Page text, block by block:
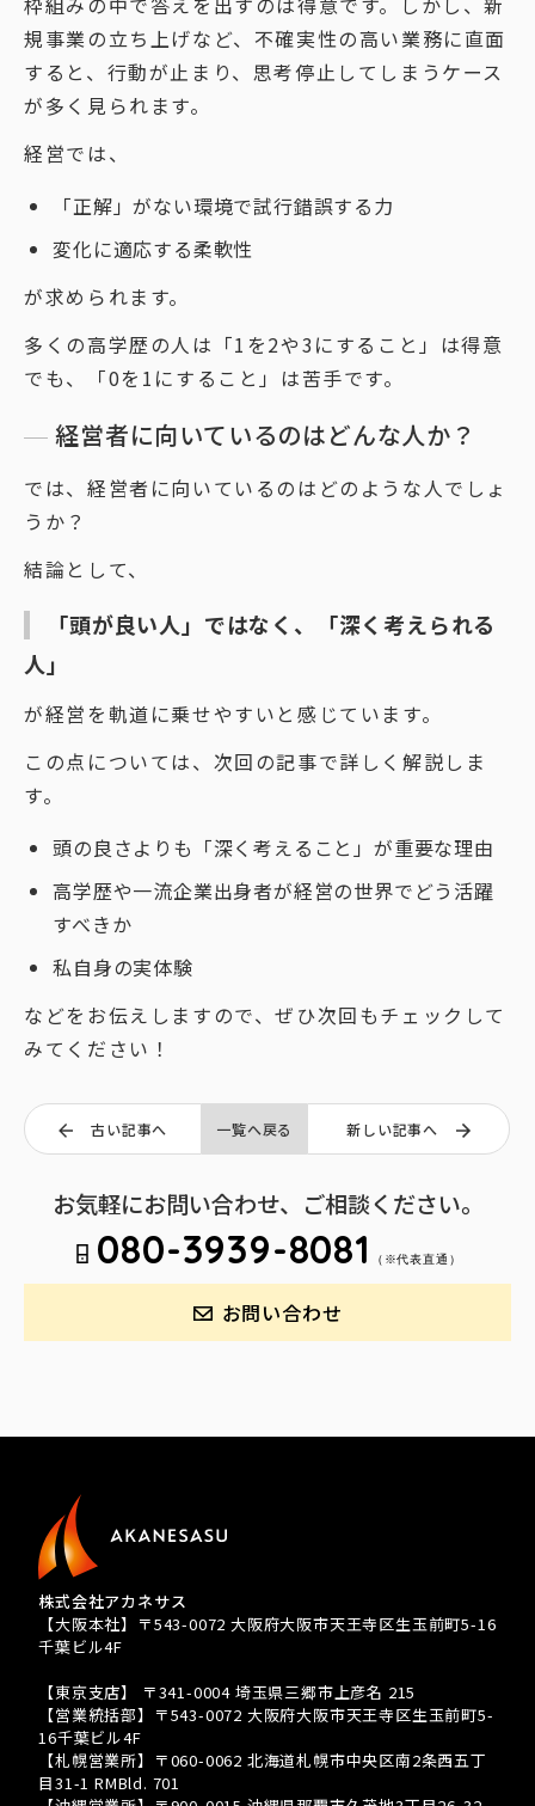
規事業の立ち上げなど、不確実性の高い業務に直面
すると、行動が止まり、思考停止してしまうケース
が多く見られます。
経営では、
「正解」がない環境で試行錯誤する力
変化に適応する柔軟性
が求められます。
多くの高学歴の人は「1を2や3にすること」は得意
でも、「0を1にすること」は苦手です。
経営者に向いているのはどんな人か？
では、経営者に向いているのはどのような人でしょ
うか？
結論として、
「頭が良い人」ではなく、「深く考えられる
人」
が経営を軌道に乗せやすいと感じています。
この点については、次回の記事で詳しく解説しま
す。
頭の良さよりも「深く考えること」が重要な理由
高学歴や一流企業出身者が経営の世界でどう活躍
すべきか
私自身の実体験
などをお伝えしますので、ぜひ次回もチェックして
みてください！
古い記事へ 一覧へ戻る 新しい記事へ
お気軽にお問い合わせ、ご相談ください。
080-3939-8081 （※代表直通）
お問い合わせ
株式会社アカネサス
【大阪本社】〒543-0072 大阪府大阪市天王寺区生玉前町5-16
千葉ビル4F
【東京支店】 〒341-0004 埼玉県三郷市上彦名 215
【営業統括部】〒543-0072 大阪府大阪市天王寺区生玉前町5-
16千葉ビル4F
【札幌営業所】〒060-0062 北海道札幌市中央区南2条西五丁
目31-1 RMBld. 701